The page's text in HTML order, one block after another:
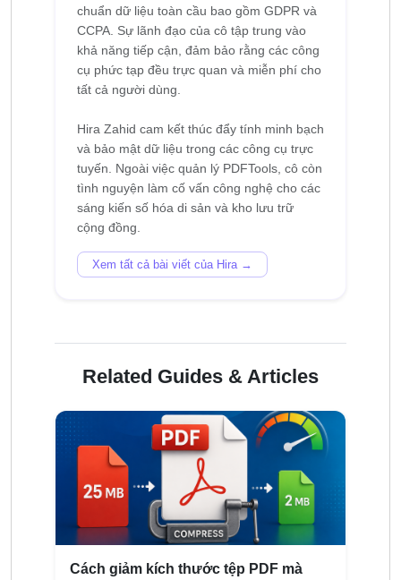
chuẩn dữ liệu toàn cầu bao gồm GDPR và
CCPA. Sự lãnh đạo của cô tập trung vào
khả năng tiếp cận, đảm bảo rằng các công
cụ phức tạp đều trực quan và miễn phí cho
tất cả người dùng.
Hira Zahid cam kết thúc đẩy tính minh bạch
và bảo mật dữ liệu trong các công cụ trực
tuyến. Ngoài việc quản lý PDFTools, cô còn
tình nguyện làm cố vấn công nghệ cho các
sáng kiến ​​số hóa di sản và kho lưu trữ
Xem tất cả bài viết của Hira →
Related Guides & Articles
Cách giảm kích thước tệp PDF mà